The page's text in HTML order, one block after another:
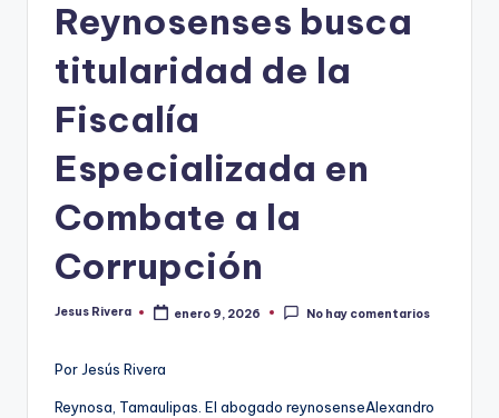
Reynosenses busca
titularidad de la
Fiscalía
Especializada en
Combate a la
Corrupción
Publicado
Jesus Rivera enero 9, 2026 No hay comentarios
Por Jesús Rivera
Reynosa, Tamaulipas. El abogado reynosenseAlexandro